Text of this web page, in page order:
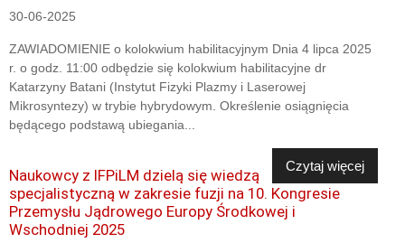
30-06-2025
ZAWIADOMIENIE o kolokwium habilitacyjnym Dnia 4 lipca 2025
r. o godz. 11:00 odbędzie się kolokwium habilitacyjne dr
Katarzyny Batani (Instytut Fizyki Plazmy i Laserowej
Mikrosyntezy) w trybie hybrydowym. Określenie osiągnięcia
będącego podstawą ubiegania...
Czytaj więcej
Naukowcy z IFPiLM dzielą się wiedzą
specjalistyczną w zakresie fuzji na 10. Kongresie
Przemysłu Jądrowego Europy Środkowej i
Wschodniej 2025